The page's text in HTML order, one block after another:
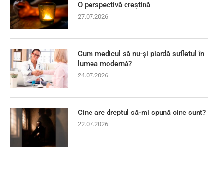
O perspectivă creștină
27.07.2026
Cum medicul să nu-și piardă sufletul în
lumea modernă?
24.07.2026
Cine are dreptul să-mi spună cine sunt?
22.07.2026